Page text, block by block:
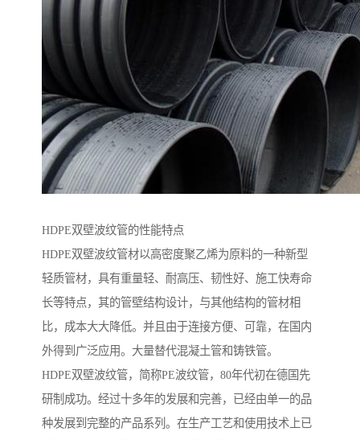
HDPE双壁波纹管的性能特点
HDPE双壁波纹管材以高密度聚乙烯为原料的一种新型
轻质管材，具有重量轻、耐高压、韧性好、施工快寿命
长等特点，其的管壁结构设计，与其他结构的管材相
比，成本大大降低。并且由于连接方便、可靠，在国内
外得到广泛应用。大量替代混凝土管和铸铁管。
HDPE双壁波纹管，简称PE波纹管，80年代初在德国先
研制成功。经过十多年的发展和完善，已经由单一的品
种发展到完整的产品系列。在生产工艺和使用技术上已